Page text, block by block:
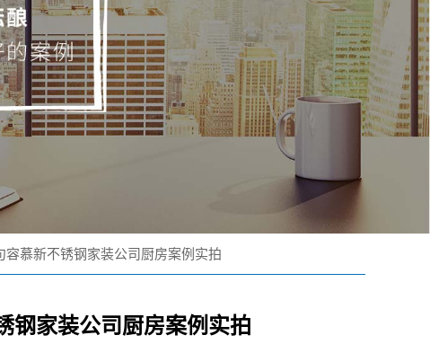
容慕新不锈钢家装公司厨房案例实拍
钢家装公司厨房案例实拍